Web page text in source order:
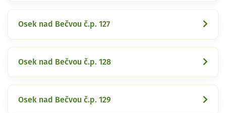
Osek nad Bečvou č.p. 127
Osek nad Bečvou č.p. 128
Osek nad Bečvou č.p. 129